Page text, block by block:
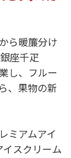
ら暖簾分け
座千疋
し、フルー
、果物の新
ミアムアイ
スクリーム